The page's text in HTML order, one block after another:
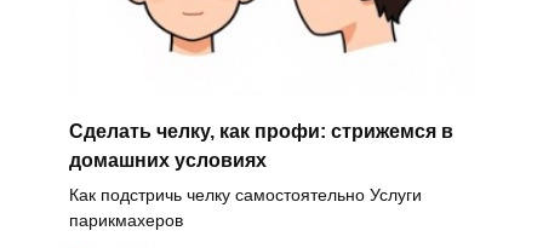
Сделать челку, как профи: стрижемся в
домашних условиях
Как подстричь челку самостоятельно Услуги
парикмахеров